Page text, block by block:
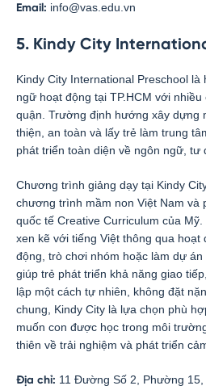
Email: info@vas.edu.vn
5. Kindy City
Kindy City International Preschool
ngữ hoạt động tại TP.HCM với
quận. Trường định hướng xây dựng
thiện, an toàn và lấy trẻ làm trung
phát triển toàn diện về ngôn ngữ, tư
Chương trình giảng dạy tại Kindy
chương trình mầm non Việt Nam và
quốc tế Creative Curriculum của
xen kẽ với tiếng Việt thông qua hoạt
động, trò chơi nhóm hoặc làm dự
giúp trẻ phát triển khả năng giao
lập một cách tự nhiên, không đặt
chung, Kindy City là lựa chọn phù
muốn con được học trong môi
thiên về trải nghiệm và phát triển
Địa chỉ: 11 Đường Số 2, Phường